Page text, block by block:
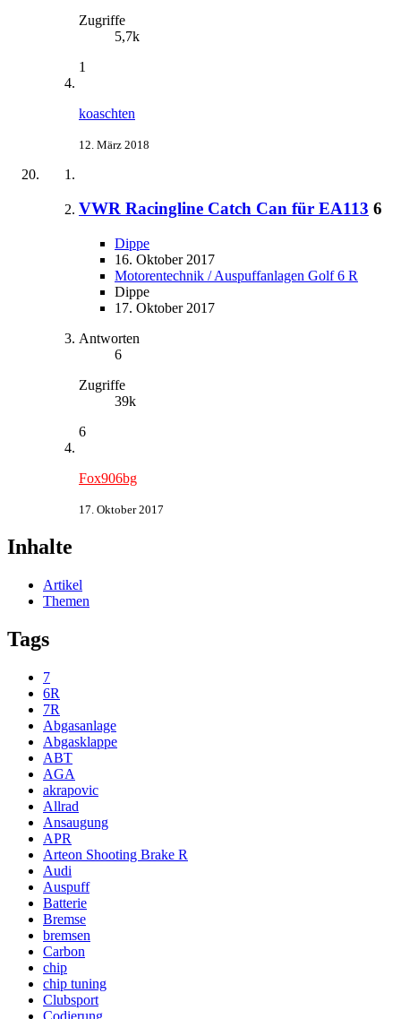
Zugriffe
5,7k
1
koaschten
12. März 2018
VWR Racingline Catch Can für EA113 6
Dippe
16. Oktober 2017
Motorentechnik / Auspuffanlagen Golf 6 R
Dippe
17. Oktober 2017
Antworten
6
Zugriffe
39k
6
Fox906bg
17. Oktober 2017
Inhalte
Artikel
Themen
Tags
7
6R
7R
Abgasanlage
Abgasklappe
ABT
AGA
akrapovic
Allrad
Ansaugung
APR
Arteon Shooting Brake R
Audi
Auspuff
Batterie
Bremse
bremsen
Carbon
chip
chip tuning
Clubsport
Codierung